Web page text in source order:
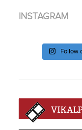
INSTAGRAM
Follow